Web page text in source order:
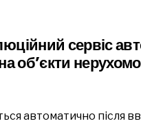
сервіс
об’єкти
автоматично після